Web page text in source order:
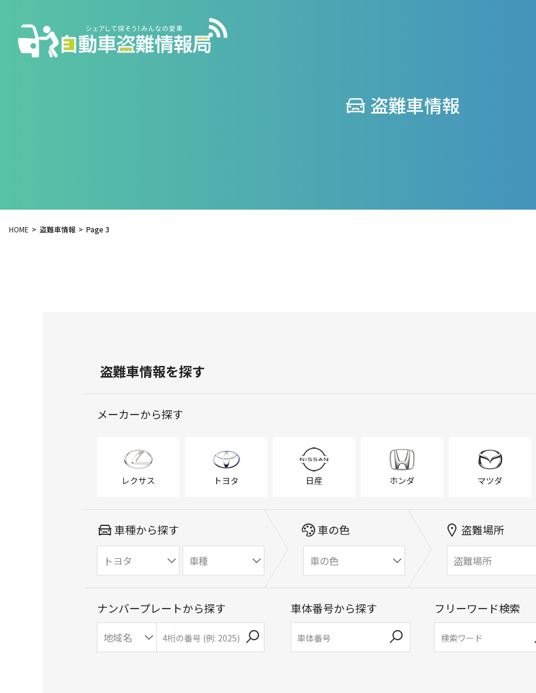
盗難車情報
HOME 盗難車情報 Page 3
盗難車情報を探す
メーカーから探す
レクサス トヨタ 日産 ホンダ マツダ
車種から探す 車の色 盗難場所
ナンバープレートから探す 車体番号から探す フリーワード検索